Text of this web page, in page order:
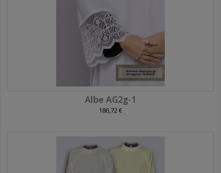
Albe AG2g-1
186,72 €